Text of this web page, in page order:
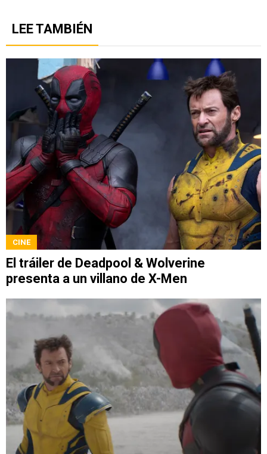
LEE TAMBIÉN
CINE
El tráiler de Deadpool & Wolverine
presenta a un villano de X-Men